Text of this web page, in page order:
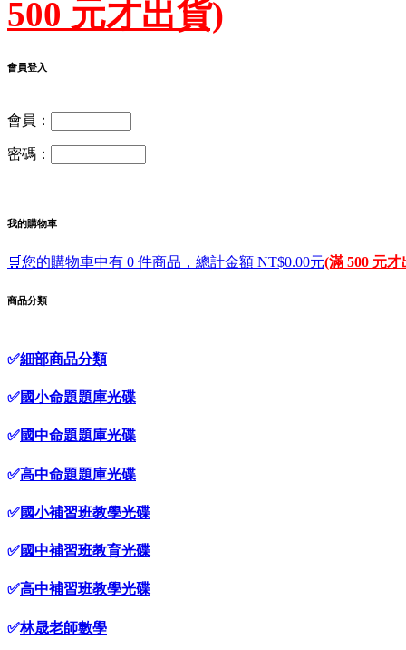
500 元才出貨)
會員登入
會員：
密碼：
我的購物車
🛒您的購物車中有 0 件商品，總計金額 NT$0.00元(滿 500 元才
商品分類
✅細部商品分類
✅國小命題題庫光碟
✅國中命題題庫光碟
✅高中命題題庫光碟
✅國小補習班教學光碟
✅國中補習班教育光碟
✅高中補習班教學光碟
✅林晟老師數學